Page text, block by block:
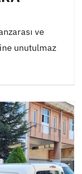
ve
unutulmaz